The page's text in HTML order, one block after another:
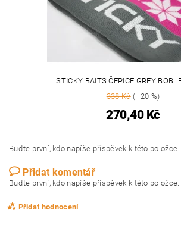
STICKY BAITS ČEPICE GREY
338 Kč(–20 %)
270,40 Kč
Buďte první, kdo napíše příspěvek k této položce.
Přidat komentář
Buďte první, kdo napíše příspěvek k této položce.
Přidat hodnocení